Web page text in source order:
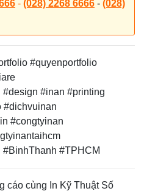
- (028) 2268 6666 - (028)
#quyenportfolio
#design #inan #printing
#dichvuinan
#congtyinan
#TPHCM
cáo cùng In Kỹ Thuật Số